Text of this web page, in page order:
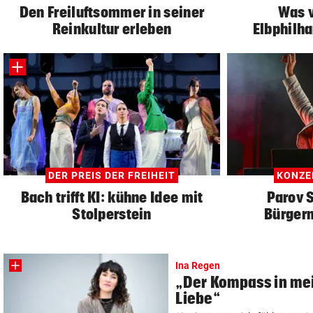
Den Freiluftsommer in seiner
Reinkultur erleben
Was
DER PREIS DER FREIHEIT
Bach trifft KI: kühne Idee mit
Stolperstein
Parov
Ina Regen
„Der Kompass in
Liebe“